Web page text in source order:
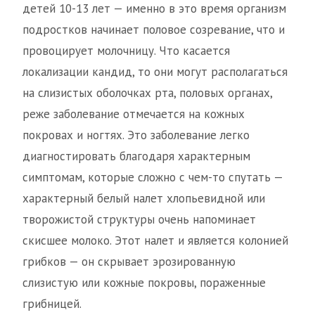
детей 10-13 лет — именно в это время организм
подростков начинает половое созревание, что и
провоцирует молочницу. Что касается
локализации кандид, то они могут располагаться
на слизистых оболочках рта, половых органах,
реже заболевание отмечается на кожных
покровах и ногтях. Это заболевание легко
диагностировать благодаря характерным
симптомам, которые сложно с чем-то спутать —
характерный белый налет хлопьевидной или
творожистой структуры очень напоминает
скисшее молоко. Этот налет и является колонией
грибков — он скрывает эрозированную
слизистую или кожные покровы, пораженные
грибницей.